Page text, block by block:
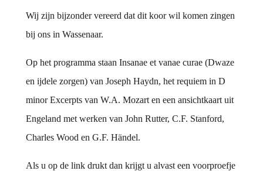
Wij zijn bijzonder vereerd dat dit koor wil komen zingen
bij ons in Wassenaar.
Op het programma staan Insanae et vanae curae (Dwaze
en ijdele zorgen) van Joseph Haydn, het requiem in D
minor Excerpts van W.A. Mozart en een ansichtkaart uit
Engeland met werken van John Rutter, C.F. Stanford,
Charles Wood en G.F. Händel.
Als u op de link drukt dan krijgt u alvast een voorproefje